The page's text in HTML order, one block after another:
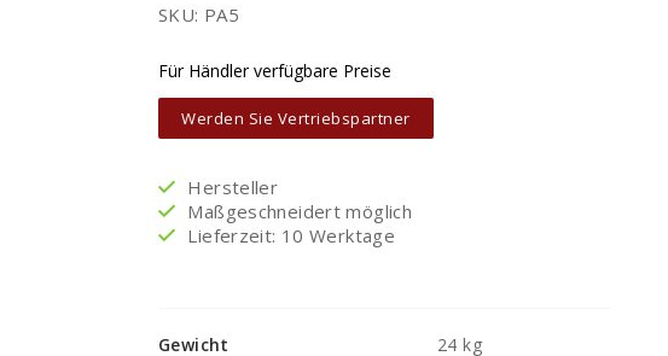
SKU: PA5
Für Händler verfügbare Preise
Werden Sie Vertriebspartner
Hersteller
Maßgeschneidert möglich
Lieferzeit: 10 Werktage
Gewicht
24 kg